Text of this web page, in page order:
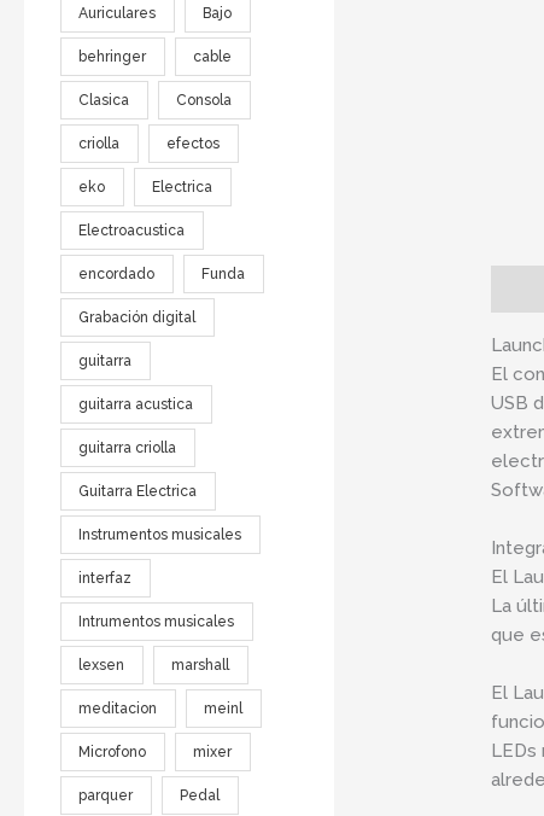
Auriculares Bajo
behringer cable
Clasica Consola
criolla efectos
eko Electrica
Electroacustica
encordado Funda
Grabación digital
guitarra
guitarra acustica
guitarra criolla
Guitarra Electrica
Instrumentos musicales
interfaz
Intrumentos musicales
lexsen marshall
meditacion meinl
Microfono mixer
parquer Pedal
El
USB
El
La
que
El